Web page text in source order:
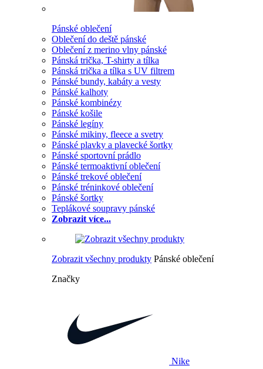
Pánské oblečení
Oblečení do deště pánské
Oblečení z merino vlny pánské
Pánská trička, T-shirty a tílka
Pánská trička a tílka s UV filtrem
Pánské bundy, kabáty a vesty
Pánské kalhoty
Pánské kombinézy
Pánské košile
Pánské legíny
Pánské mikiny, fleece a svetry
Pánské plavky a plavecké šortky
Pánské sportovní prádlo
Pánské termoaktivní oblečení
Pánské trekové oblečení
Pánské tréninkové oblečení
Pánské šortky
Teplákové soupravy pánské
Zobrazit více...
Zobrazit všechny produkty Pánské oblečení
Značky
Nike